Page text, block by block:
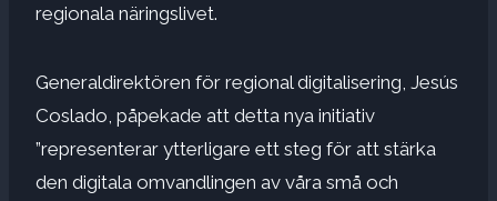
regionala näringslivet.
Generaldirektören för regional digitalisering, Jesús
Coslado, påpekade att detta nya initiativ
”representerar ytterligare ett steg för att stärka
den digitala omvandlingen av våra små och